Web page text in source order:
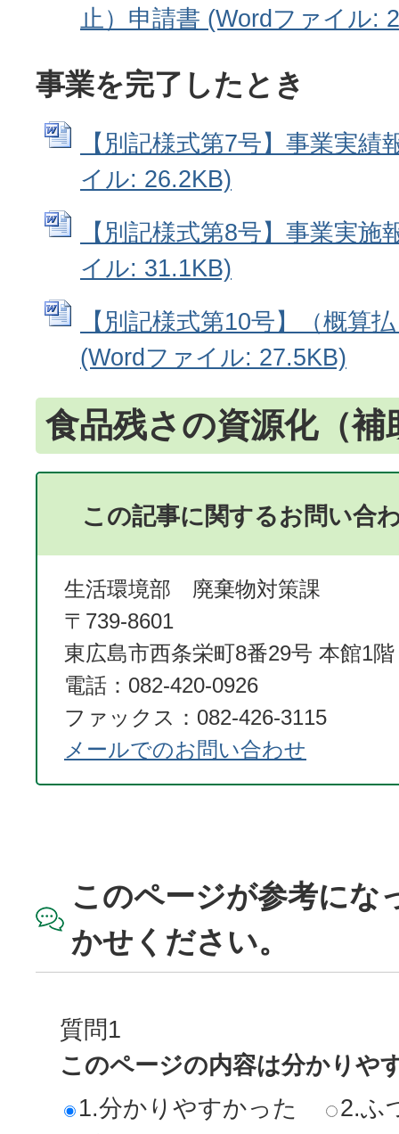
止）申請書 (Wordファイル:
事業を完了したとき
【別記様式第7号】事業実績
イル: 26.2KB)
【別記様式第8号】事業実施
イル: 31.1KB)
【別記様式第10号】（概算
(Wordファイル: 27.5KB)
食品残さの資源化（補
この記事に関するお問い合
生活環境部 廃棄物対策課
〒739-8601
東広島市西条栄町8番29号 本館1階
電話：082-420-0926
ファックス：082-426-3115
メールでのお問い合わせ
このページが参考にな
かせください。
質問1
このページの内容は分かりや
1.分かりやすかった
2.ふ